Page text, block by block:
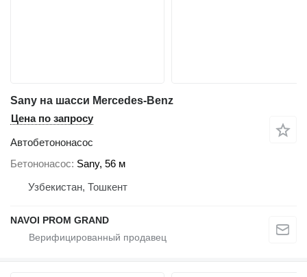
Sany на шасси Mercedes-Benz
Цена по запросу
Автобетононасос
Бетононасос Sany, 56 м
Узбекистан, Тошкент
NAVOI PROM GRAND